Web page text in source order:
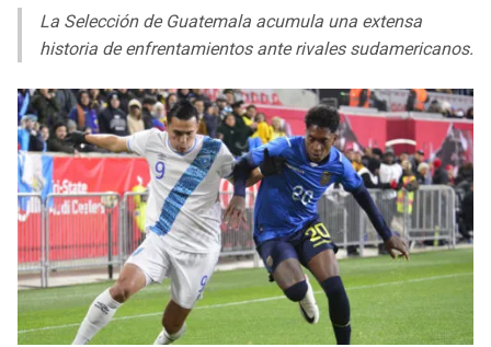
COPA SUDAMERICANA
OTRAS LIGAS
BROWNS
STEELERS
TEXANS
COLTS
JAGUARS
HAWKS
HORNETS
HEAT
MAGIC
WIZARDS
La Selección de Guatemala acumula una extensa
historia de enfrentamientos ante rivales sudamericanos.